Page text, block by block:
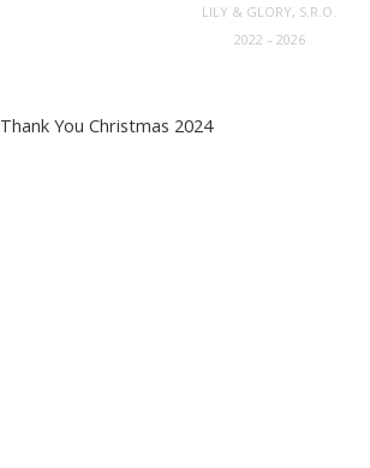
LILY & GLORY, S.R.O.
2022 – 2026
Thank You Christmas 2024